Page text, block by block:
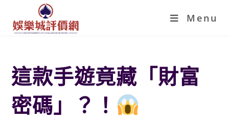
Menu
這款手遊竟藏「財富
密碼」？！